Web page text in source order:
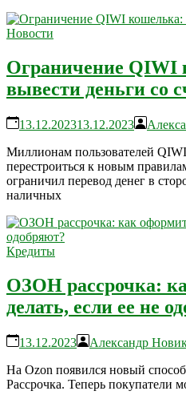
Новости
Ограничение QIWI
вывести деньги со
13.12.202313.12.2023
Миллионам пользователей
перестроиться к новым
ограничил перевод денег в
наличных
Кредиты
ОЗОН рассрочка:
делать, если ее не
13.12.2023
Александр
На Ozon появился новый
Рассрочка. Теперь покупатели